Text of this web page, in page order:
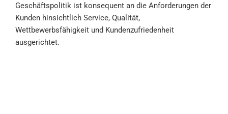
Geschäftspolitik ist konsequent an die Anforderungen der
Kunden hinsichtlich Service, Qualität,
Wettbewerbsfähigkeit und Kundenzufriedenheit
ausgerichtet.